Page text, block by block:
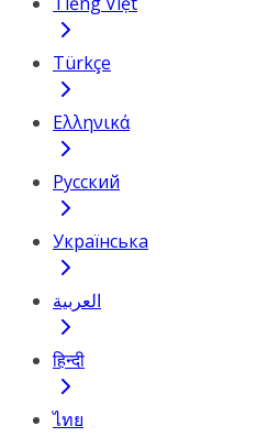
Türkçe
Ελληνικά
Русский
Українська
العربية
हिन्दी
ไทย